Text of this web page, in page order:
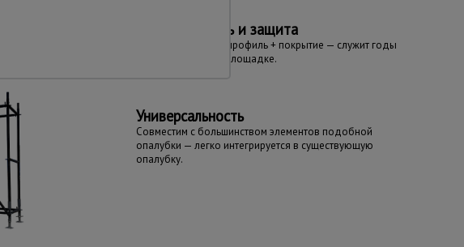
Долговечность и защита
Прочный стальной профиль + покрытие — служит годы
даже на открытой площадке.
Универсальность
Совместим с большинством элементов подобной
опалубки — легко интегрируется в существующую
опалубку.